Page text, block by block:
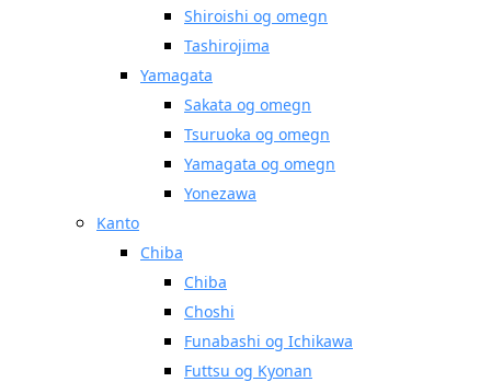
Shiroishi og omegn
Tashirojima
Yamagata
Sakata og omegn
Tsuruoka og omegn
Yamagata og omegn
Yonezawa
Kanto
Chiba
Chiba
Choshi
Funabashi og Ichikawa
Futtsu og Kyonan